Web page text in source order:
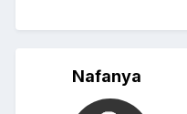
Nafanya